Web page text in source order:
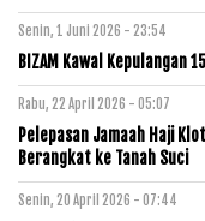
Senin, 1 Juni 2026 - 23:54
BIZAM Kawal Kepulangan
Rabu, 22 April 2026 - 05:07
Pelepasan Jamaah Haji
Berangkat ke Tanah Suci
Senin, 20 April 2026 - 07:44